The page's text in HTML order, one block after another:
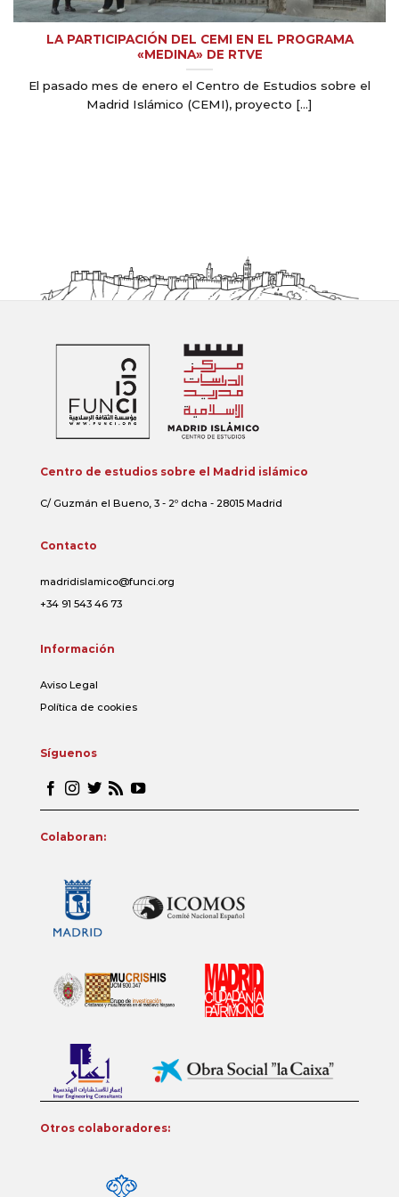
LA PARTICIPACIÓN DEL CEMI EN EL PROGRAMA
«MEDINA» DE RTVE
El pasado mes de enero el Centro de Estudios sobre el
Madrid Islámico (CEMI), proyecto [...]
Centro de estudios sobre el Madrid islámico
C/ Guzmán el Bueno, 3 - 2º dcha - 28015 Madrid
Contacto
madridislamico@funci.org
+34 91 543 46 73
Información
Aviso Legal
Política de cookies
Síguenos
Colaboran:
Otros colaboradores: